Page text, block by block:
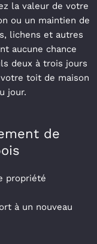
la valeur de votre
ou un maintien de
lichens et autres
aucune chance
deux à trois jours
toit de maison
jour.
de
propriété
à un nouveau